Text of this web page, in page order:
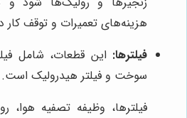
هزینه‌های تعمیرات و توقف کار
فیلترها: این قطعات، شامل
سوخت و فیلتر هیدرولیک است.
فیلترها، وظیفه تصفیه